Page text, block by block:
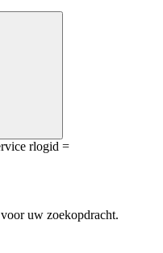
rlogid =
uw zoekopdracht.